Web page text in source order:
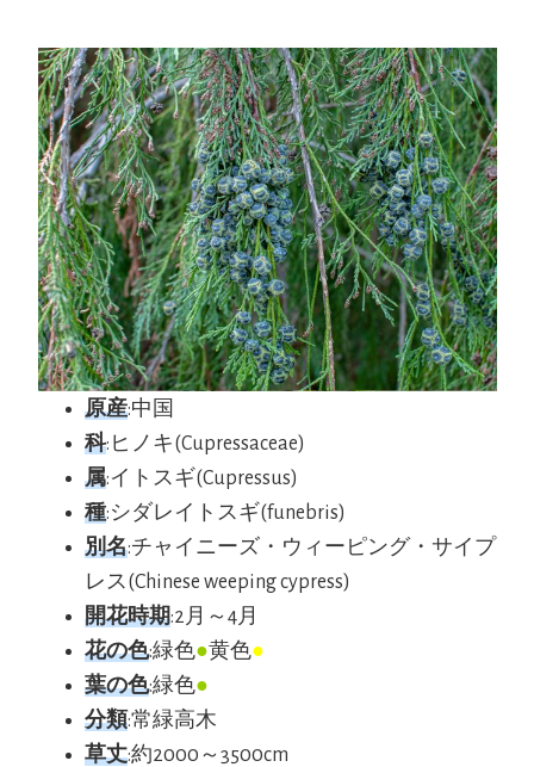
原産:中国
科:ヒノキ(Cupressaceae)
属:イトスギ(Cupressus)
種:シダレイトスギ(funebris)
別名:チャイニーズ・ウィーピング・サイプ
レス(Chinese weeping cypress)
開花時期:2月～4月
花の色:緑色●黄色●
葉の色:緑色●
分類:常緑高木
草丈:約2000～3500cm